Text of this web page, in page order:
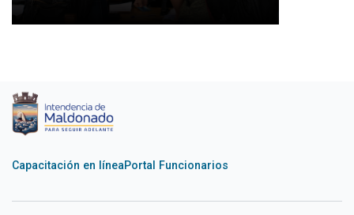
Capacitación en líneaPortal Funcionarios